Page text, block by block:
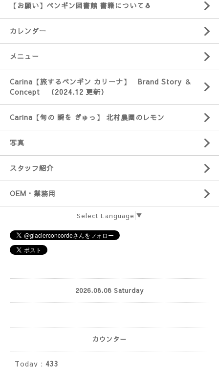
【お願い】ペンギン図書館 書籍について🐧
カレンダー
メニュー
Carina【旅するペンギン カリーナ】 Brand Story ＆
Concept （2024.12 更新）
Carina【旬の 瞬を ぎゅっ】 北村農園のレモン
写真
スタッフ紹介
OEM・業務用
Select Language ▼
2026.08.08 Saturday
カウンター
Today : 433